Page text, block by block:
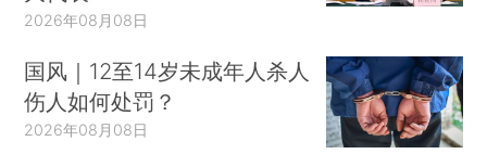
2026年08月08日
国风｜12至14岁未成年人杀人
伤人如何处罚？
2026年08月08日